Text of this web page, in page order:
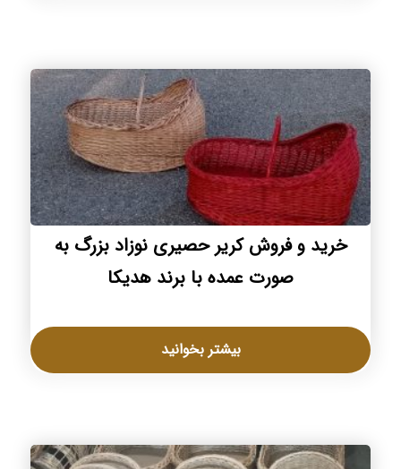
خرید و فروش کریر حصیری نوزاد بزرگ به
صورت عمده با برند هدیکا
بیشتر بخوانید